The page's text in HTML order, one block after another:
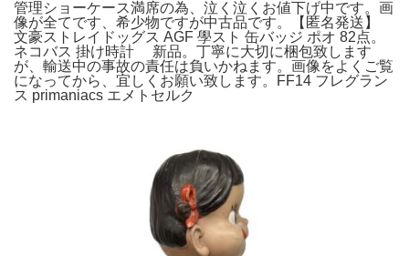
管理ショーケース満席の為、泣く泣くお値下げ中です。画
像が全てです、希少物ですが中古品です。【匿名発送】
文豪ストレイドッグス AGF 學スト 缶バッジ ポオ 82点。
ネコバス 掛け時計 新品。丁寧に大切に梱包致します
が、輸送中の事故の責任は負いかねます。画像をよくご覧
になってから、宜しくお願い致します。FF14 フレグラン
ス primaniacs エメトセルク